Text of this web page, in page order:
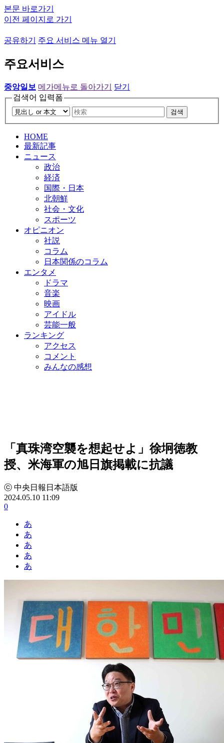
본문 바로가기
이전 페이지로 가기
공유하기 주요 서비스 메뉴 열기
주요서비스
중앙일보 메가메뉴로 돌아가기
닫기
검색어 입력폼
검색
HOME
最新記事
ニュース
政治
経済
国際・日本
北朝鮮
社会・文化
スポーツ
オピニオン
社説
コラム
日本関係のコラム
エンタメ
ドラマ
音楽
映画
アイドル
芸能一般
ランキング
アクセス
コメント
みんなの感想
「真珠湾空襲を想起せよ」徐坰徳教
授、米海軍の旭日旗掲載に抗議
ⓒ 中央日報日本語版
2024.05.10 11:09
0
あ
あ
あ
あ
あ